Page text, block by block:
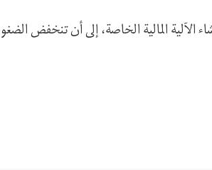
الآلية المالية الخاصة، إلى أن تنخفض